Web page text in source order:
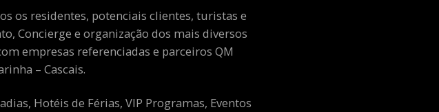
os residentes, potenciais clientes, turistas e
Concierge e organização dos mais diversos
empresas referenciadas e parceiros QM
– Cascais.
Hotéis de Férias, VIP Programas, Eventos